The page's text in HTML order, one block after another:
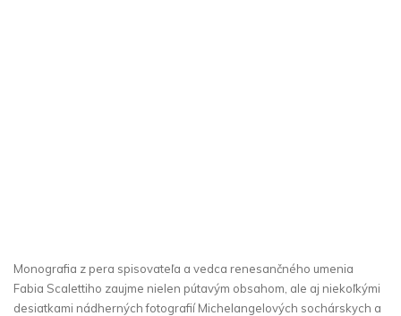
Monografia z pera spisovateľa a vedca renesančného umenia
Fabia Scalettiho zaujme nielen pútavým obsahom, ale aj niekoľkými
desiatkami nádherných fotografií Michelangelových sochárskych a